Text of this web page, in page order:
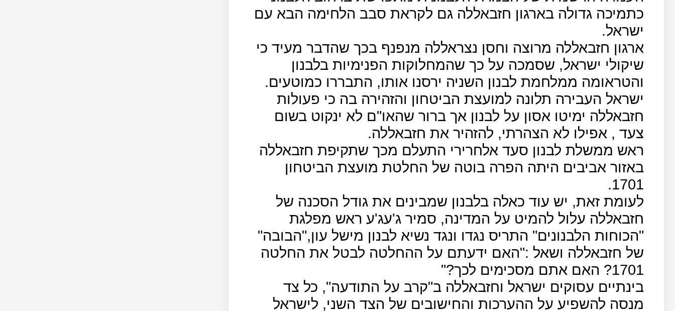
כתמיכה גדולה בארגון חזבאללה גם לקראת סבב הלחימה הבא עם
ישראל.
ארגון חזבאללה מרוצה וחסן נצראללה מנפנף בכך שהדבר מעיד כי
שיקולי ישראל, שסמכה על כך שהמחלוקות הפנימיות בלבנון
והטראומה ממלחמת לבנון השניה ירסנו אותו, התבררו כמוטעים.
ישראל העבירה תלונה למועצת הביטחון והזהירה בה כי פעולות
חזבאללה ימיטו אסון על לבנון אך ברור שהאו"ם לא ינקוט בשום
צעד , אפילו לא הצהרתי, להזהיר את חזבאללה.
ראש ממשלת לבנון סעד אלחרירי התעלם מכך שתקיפת חזבאללה
באזור אביבים היתה הפרה בוטה של החלטת מועצת הביטחון
1701.
לעומת זאת, יש עוד כאלה בלבנון שמבינים את גודל הסכנה של
חזבאללה עלול להמיט על המדינה, סמיר ג'עג'ע ראש מפלגת
"הכוחות הלבנונים" התריס נגדו ונגד נשיא לבנון מישל עון,"הבובה"
של חזבאללה ושאל :"האם ידעתם על ההחלטה לבטל את החלטה
1701? האם אתם מסכימים לכך?"
בינתיים עסוקים ישראל וחזבאללה ב"קרב על התודעה", כל צד
מנסה להשפיע על ההערכות והחישובים של הצד השני, לישראל